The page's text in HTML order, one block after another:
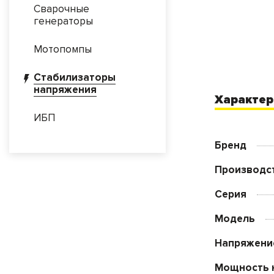
Сварочные
генераторы
Мотопомпы
Стабилизаторы
напряжения
ИБП
Бренд
Серия
Модель
Мощность